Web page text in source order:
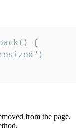
{
from the page.